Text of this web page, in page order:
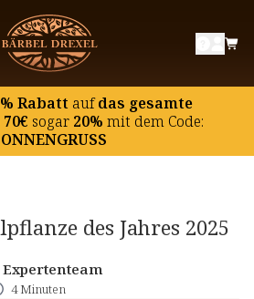
Rabatt aufdas gesamte
sogar20% mit dem Code:
des Jahres 2025
4 Minuten
der Antike
und Genuss
sammeln